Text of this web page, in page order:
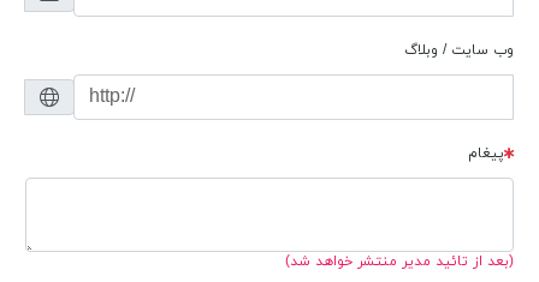
وب سایت / وبلاگ
پیغام
(بعد از تائید مدیر منتشر خواهد شد)